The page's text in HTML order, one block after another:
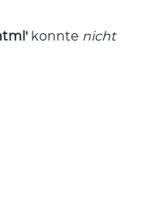
konnte nicht